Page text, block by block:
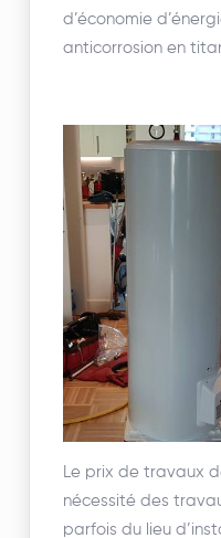
d’économie
anticorrosion en
Le prix de travaux
nécessité des
parfois du lieu